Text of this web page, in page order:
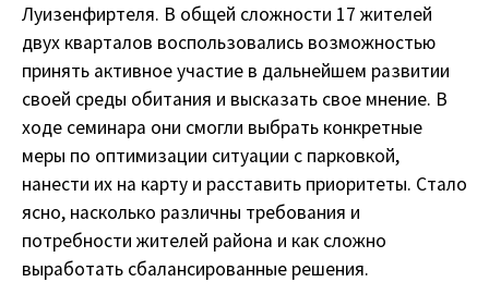
Луизенфиртеля. В общей сложности 17 жителей
двух кварталов воспользовались возможностью
принять активное участие в дальнейшем развитии
своей среды обитания и высказать свое мнение. В
ходе семинара они смогли выбрать конкретные
меры по оптимизации ситуации с парковкой,
нанести их на карту и расставить приоритеты. Стало
ясно, насколько различны требования и
потребности жителей района и как сложно
выработать сбалансированные решения.